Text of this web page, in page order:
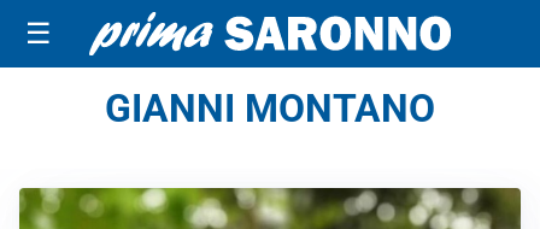
☰
GIANNI MONTANO